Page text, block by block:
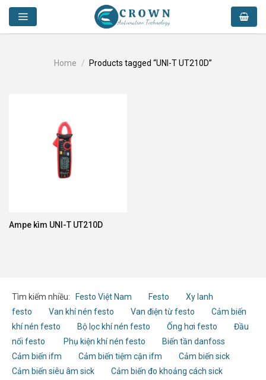
Skip
content
Home / Products tagged “UNI-T UT210D”
Ampe kìm UNI-T UT210D
Tìm kiếm nhiều: Festo Việt Nam Festo
Xy lanh
festo
Van khí nén festo Van điện từ festo
Cảm biến
khí nén festo
Bộ lọc khí nén festo Ống hơi festo
Đầu
nối festo
Phụ kiện khí nén festo
Biến tần danfoss
Cảm biến ifm
Cảm biến tiệm cận ifm
Cảm biến sick
Cảm biến siêu âm sick
Cảm biến đo khoảng cách sick